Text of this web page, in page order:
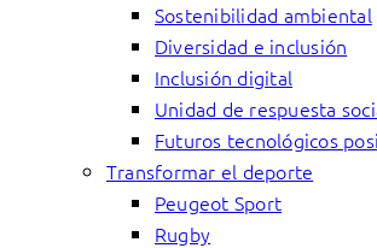
Sostenibilidad ambiental
Diversidad e inclusión
Inclusión digital
Unidad de respuesta
Futuros tecnológicos
Transformar el deporte
Peugeot Sport
Rugby